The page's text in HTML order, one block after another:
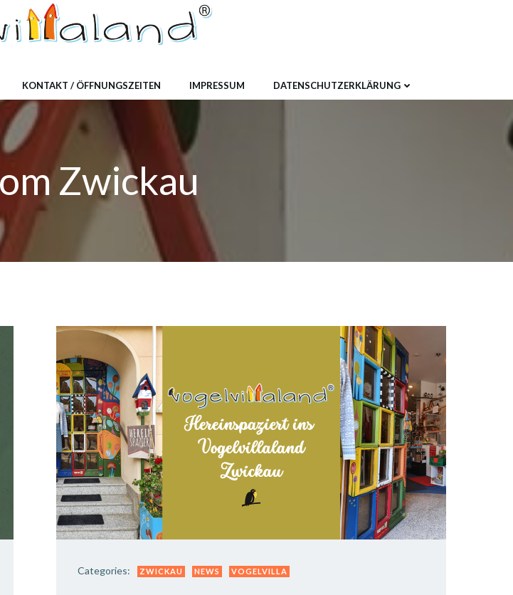
KONTAKT / ÖFFNUNGSZEITEN IMPRESSUM DATENSCHUTZERKLÄRUNG
Zwickau
Categories: ZWICKAU NEWS VOGELVILLA